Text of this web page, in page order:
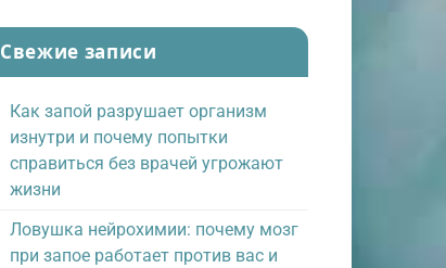
Свежие записи
Как запой разрушает организм
изнутри и почему попытки
справиться без врачей угрожают
жизни
Ловушка нейрохимии: почему мозг
при запое работает против вас и